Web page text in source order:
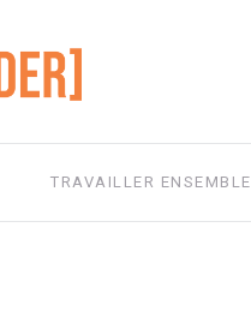
TRAVAILLER ENSEMBLE